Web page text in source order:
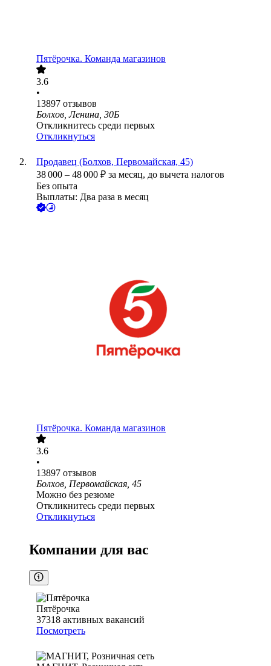
Пятёрочка. Команда магазинов
3.6
•
13897 отзывов
Болхов, Ленина, 30Б
Откликнитесь среди первых
Откликнуться
Продавец (Болхов, Первомайская, 45)
38 000 – 48 000 ₽ за месяц, до вычета налогов
Без опыта
Выплаты: Два раза в месяц
Пятёрочка. Команда магазинов
3.6
•
13897 отзывов
Болхов, Первомайская, 45
Можно без резюме
Откликнитесь среди первых
Откликнуться
Компании для вас
Пятёрочка
37318 активных вакансий
Посмотреть